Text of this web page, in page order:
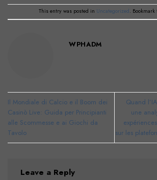
This entry was posted in Uncategorized. Bookmark
WPHADM
Il Mondiale di Calcio e il Boom dei
Casinò Live: Guida per Principianti
alle Scommesse e ai Giochi da
Tavolo
Quand
une
sur les
Leave a Reply